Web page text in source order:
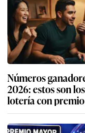
Números
2026: estos son
lotería con